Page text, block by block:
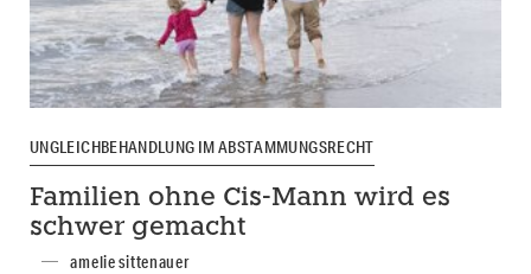
UNGLEICHBEHANDLUNG IM ABSTAMMUNGSRECHT
Familien ohne Cis-Mann wird es
schwer gemacht
amelie sittenauer